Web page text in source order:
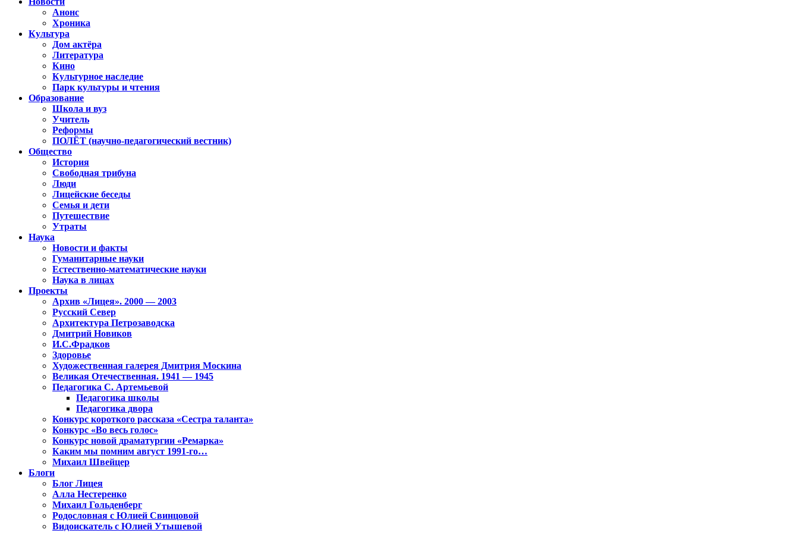
Анонс
Хроника
Культура
Дом актёра
Литература
Кино
Культурное наследие
Парк культуры и чтения
Образование
Школа и вуз
Учитель
Реформы
ПОЛЁТ (научно-педагогический вестник)
Общество
История
Свободная трибуна
Люди
Лицейские беседы
Семья и дети
Путешествие
Утраты
Наука
Новости и факты
Гуманитарные науки
Естественно-математические науки
Наука в лицах
Проекты
Архив «Лицея». 2000 — 2003
Русский Север
Архитектура Петрозаводска
Дмитрий Новиков
И.С.Фрадков
Здоровье
Художественная галерея Дмитрия Москина
Великая Отечественная. 1941 — 1945
Педагогика С. Артемьевой
Педагогика школы
Педагогика двора
Конкурс короткого рассказа «Сестра таланта»
Конкурс «Во весь голос»
Конкурс новой драматургии «Ремарка»
Каким мы помним август 1991-го…
Михаил Швейцер
Блоги
Блог Лицея
Алла Нестеренко
Михаил Гольденберг
Родословная с Юлией Свинцовой
Видоискатель с Юлией Утышевой